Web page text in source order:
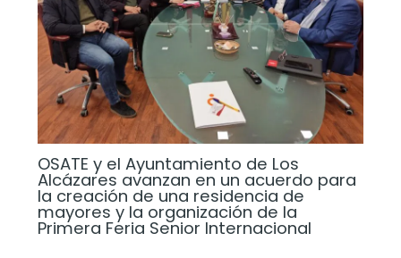
OSATE y el Ayuntamiento de Los
Alcázares avanzan en un acuerdo para
la creación de una residencia de
mayores y la organización de la
Primera Feria Senior Internacional